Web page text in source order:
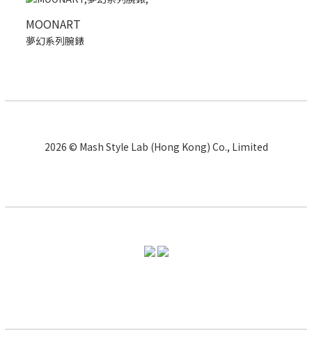
MOONART
夢幻系列腕錶
2026 © Mash Style Lab (Hong Kong) Co., Limited